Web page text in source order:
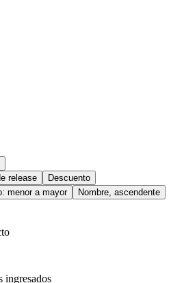
release
Descuento
menor a mayor
Nombre, ascendente
ingresados